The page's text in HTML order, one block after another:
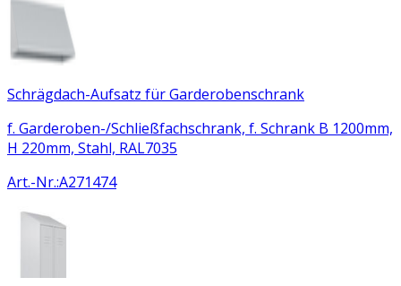
Schrägdach-Aufsatz für Garderobenschrank
f. Garderoben-/Schließfachschrank, f. Schrank B 1200mm,
H 220mm, Stahl, RAL7035
Art.-Nr.:A271474